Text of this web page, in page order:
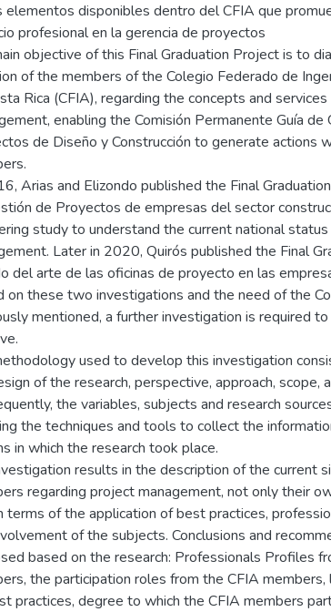
elementos disponibles dentro del CFIA que
profesional en la gerencia de proyectos
objective of this Final Graduation Project is to
of the members of the Colegio Federado de
Rica (CFIA), regarding the concepts and
enabling the Comisión Permanente Guía
de Diseño y Construcción to generate actions
Arias and Elizondo published the Final
de Proyectos de empresas del sector
study to understand the current national
Later in 2020, Quirós published the Final
del arte de las oficinas de proyecto en las
on these two investigations and the need of the
mentioned, a further investigation is required to
used to develop this investigation
of the research, perspective, approach, scope,
the variables, subjects and research
the techniques and tools to collect the
in which the research took place.
results in the description of the current
regarding project management, not only their
terms of the application of best practices,
of the subjects. Conclusions and
based on the research: Professionals Profiles
the participation roles from the CFIA
practices, degree to which the CFIA members